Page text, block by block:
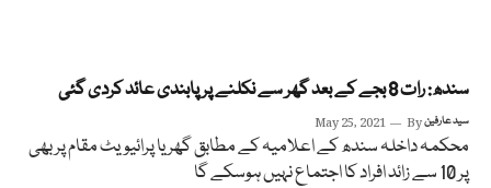
سندھ: رات 8 بجے کے بعد گھر سے نکلنے پر پابندی عائد کردی گئی
May 25, 2021 Byسید عارفین
محکمہ داخلہ سندھ کے اعلامیہ کے مطابق گھر یا پرائیویٹ مقام پر بھی
پر 10 سے زائد افراد کا اجتماع نہیں ہوسکے گا